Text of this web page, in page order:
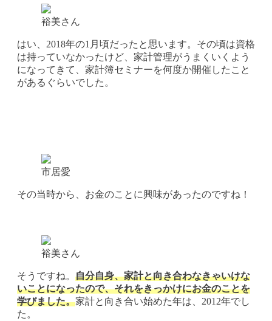
裕美さん
はい、2018年の1月頃だったと思います。その頃は資格
は持っていなかったけど、家計管理がうまくいくよう
になってきて、家計簿セミナーを何度か開催したこと
があるぐらいでした。
市居愛
その当時から、お金のことに興味があったのですね！
裕美さん
そうですね。 自分自身、家計と向き合わなきゃいけな
いことになったので、それをきっかけにお金のことを
学びました。家計と向き合い始めた年は、2012年でし
た。